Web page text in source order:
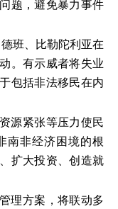
题，避免暴力事件
班、比勒陀利亚在
。有示威者将失业
包括非法移民在内
源紧张等压力使民
南非经济困境的根
扩大投资、创造就
理方案，将联动多